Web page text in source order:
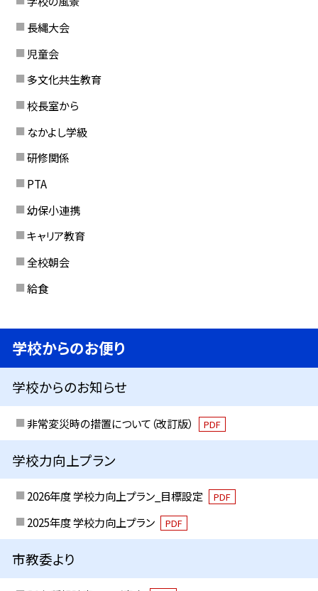
長縄大会
児童会
多文化共生教育
校長室から
なかよし学級
研修関係
PTA
幼保小連携
キャリア教育
全校朝会
給食
学校からのお便り
学校からのお知らせ
非常変災時の措置について（改訂版） PDF
学校力向上プラン
2026年度 学校力向上プラン_目標設定 PDF
2025年度 学校力向上プラン PDF
市教委より